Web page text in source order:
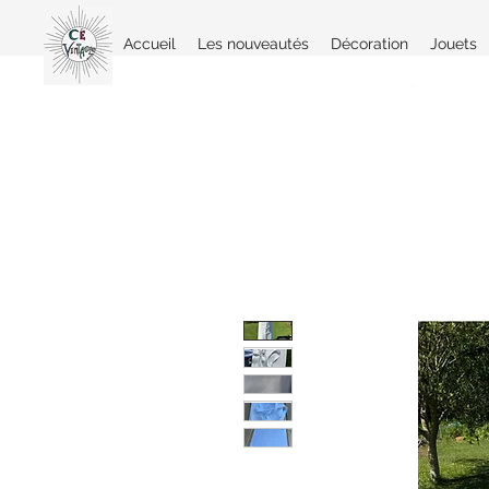
Accueil Les nouveautés Décoration Jouets